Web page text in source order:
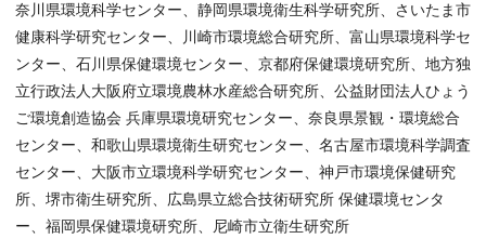
奈川県環境科学センター、静岡県環境衛生科学研究所、さいたま市
健康科学研究センター、川崎市環境総合研究所、富山県環境科学セ
ンター、石川県保健環境センター、京都府保健環境研究所、地方独
立行政法人大阪府立環境農林水産総合研究所、公益財団法人ひょう
ご環境創造協会 兵庫県環境研究センター、奈良県景観・環境総合
センター、和歌山県環境衛生研究センター、名古屋市環境科学調査
センター、大阪市立環境科学研究センター、神戸市環境保健研究
所、堺市衛生研究所、広島県立総合技術研究所 保健環境センタ
ー、福岡県保健環境研究所、尼崎市立衛生研究所